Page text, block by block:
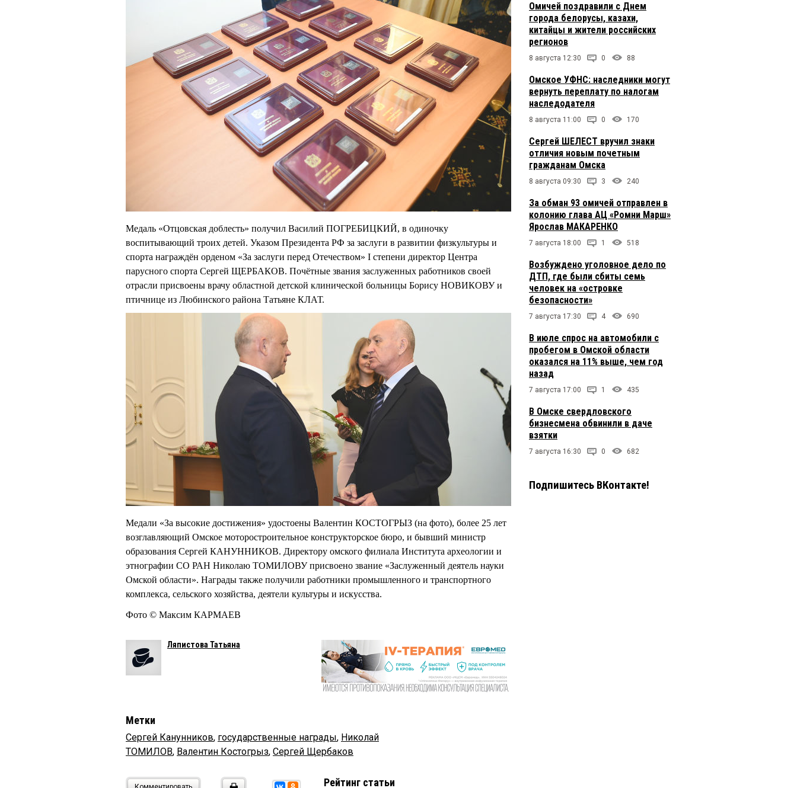
Медаль «Отцовская доблесть» получил Василий ПОГРЕБИЦКИЙ, в одиночку
воспитывающий троих детей. Указом Президента РФ за заслуги в развитии физкультуры и
спорта награждён орденом «За заслуги перед Отечеством» I степени директор Центра
парусного спорта Сергей ЩЕРБАКОВ. Почётные звания заслуженных работников своей
отрасли присвоены врачу областной детской клинической больницы Борису НОВИКОВУ и
птичнице из Любинского района Татьяне КЛАТ.
Медали «За высокие достижения» удостоены Валентин КОСТОГРЫЗ (на фото), более 25 лет
возглавляющий Омское моторостроительное конструкторское бюро, и бывший министр
образования Сергей КАНУННИКОВ. Директору омского филиала Института археологии и
этнографии СО РАН Николаю ТОМИЛОВУ присвоено звание «Заслуженный деятель науки
Омской области». Награды также получили работники промышленного и транспортного
комплекса, сельского хозяйства, деятели культуры и искусства.
Фото © Максим КАРМАЕВ
Ляпистова Татьяна
Метки
Сергей Канунников, государственные награды, Николай
ТОМИЛОВ, Валентин Костогрыз, Сергей Щербаков
Рейтинг статьи
Омичей поздравили с Днем
города белорусы, казахи,
китайцы и жители российских
регионов
8 августа 12:30 0 88
Омское УФНС: наследники могут
вернуть переплату по налогам
наследодателя
8 августа 11:00 0 170
Сергей ШЕЛЕСТ вручил знаки
отличия новым почетным
гражданам Омска
8 августа 09:30 3 240
За обман 93 омичей отправлен в
колонию глава АЦ «Ромни Марш»
Ярослав МАКАРЕНКО
7 августа 18:00 1 518
Возбуждено уголовное дело по
ДТП, где были сбиты семь
человек на «островке
безопасности»
7 августа 17:30 4 690
В июле спрос на автомобили с
пробегом в Омской области
оказался на 11% выше, чем год
назад
7 августа 17:00 1 435
В Омске свердловского
бизнесмена обвинили в даче
взятки
7 августа 16:30 0 682
Подпишитесь ВКонтакте!